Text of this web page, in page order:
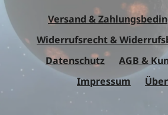
Versand &
Widerrufsrecht &
Datenschutz
AGB &
Impressum